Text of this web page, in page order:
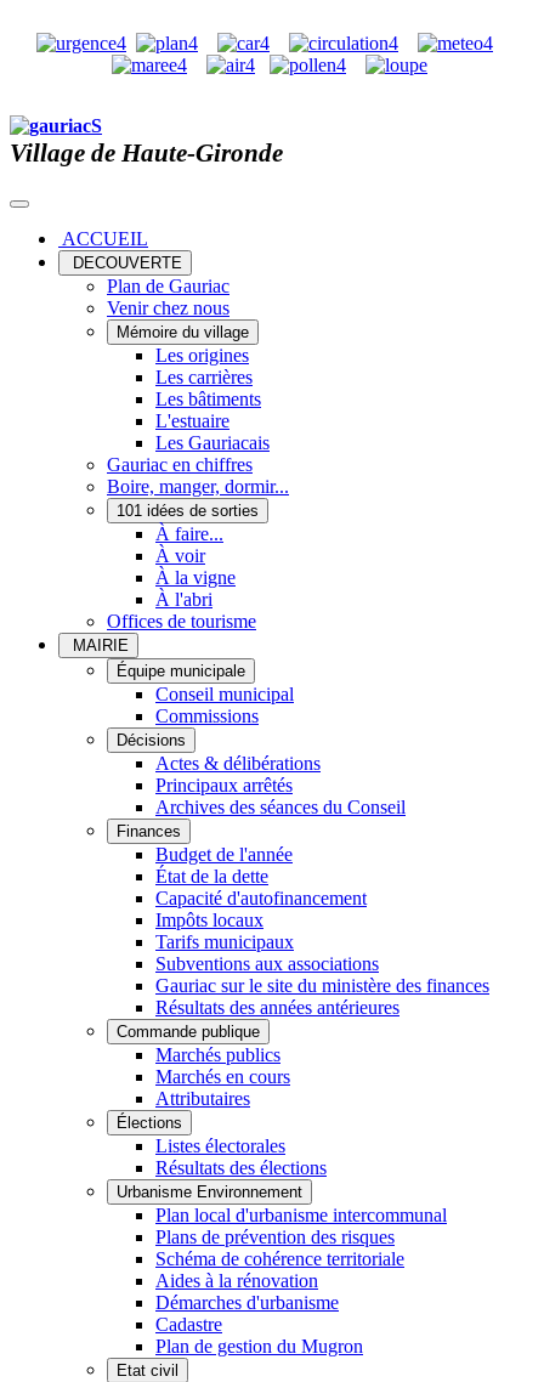
Village de Haute-Gironde
ACCUEIL
DECOUVERTE
Plan de Gauriac
Venir chez nous
Mémoire du village
Les origines
Les carrières
Les bâtiments
L'estuaire
Les Gauriacais
Gauriac en chiffres
Boire, manger, dormir...
101 idées de sorties
À faire...
À voir
À la vigne
À l'abri
Offices de tourisme
MAIRIE
Équipe municipale
Conseil municipal
Commissions
Décisions
Actes & délibérations
Principaux arrêtés
Archives des séances du Conseil
Finances
Budget de l'année
État de la dette
Capacité d'autofinancement
Impôts locaux
Tarifs municipaux
Subventions aux associations
Gauriac sur le site du ministère des finances
Résultats des années antérieures
Commande publique
Marchés publics
Marchés en cours
Attributaires
Élections
Listes électorales
Résultats des élections
Urbanisme Environnement
Plan local d'urbanisme intercommunal
Plans de prévention des risques
Schéma de cohérence territoriale
Aides à la rénovation
Démarches d'urbanisme
Cadastre
Plan de gestion du Mugron
Etat civil